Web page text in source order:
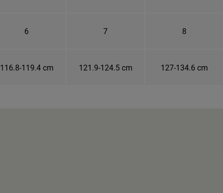
6 7 8
116.8-119.4 cm 121.9-124.5 cm 127-134.6 cm